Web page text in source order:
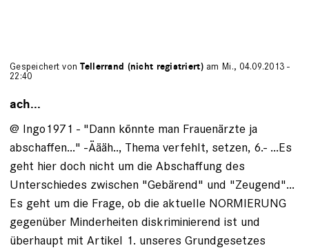
Gespeichert vonTellerrand (nicht registriert)am Mi., 04.09.2013 -
22:40
ach...
@ Ingo1971 - "Dann könnte man Frauenärzte ja
abschaffen..." -Äääh.., Thema verfehlt, setzen, 6.- ...Es
geht hier doch nicht um die Abschaffung des
Unterschiedes zwischen "Gebärend" und "Zeugend"...
Es geht um die Frage, ob die aktuelle NORMIERUNG
gegenüber Minderheiten diskriminierend ist und
überhaupt mit Artikel 1. unseres Grundgesetzes